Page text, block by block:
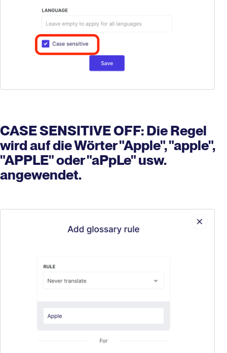
CASE SENSITIVE OFF: Die Regel
wird auf die Wörter "Apple", "apple",
"APPLE" oder "aPpLe" usw.
angewendet.